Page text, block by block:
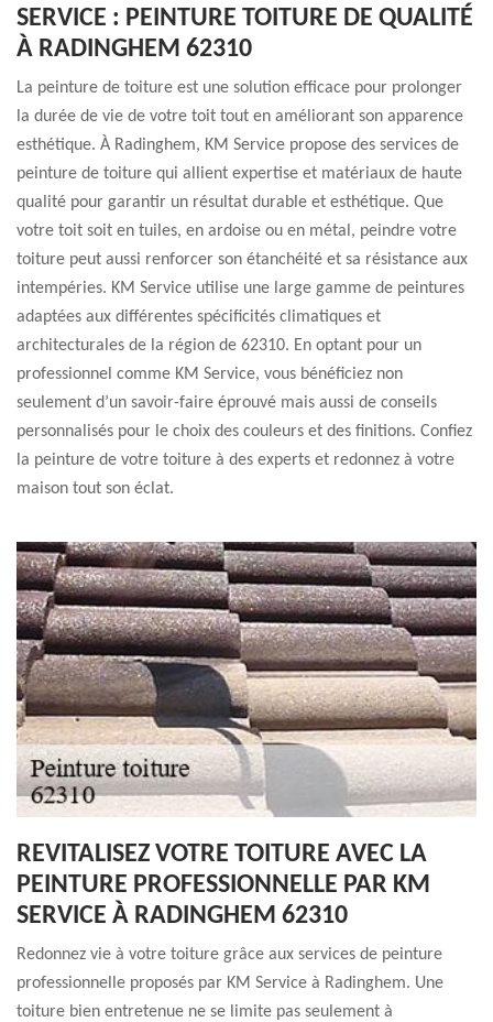
SERVICE : PEINTURE TOITURE DE QUALITÉ
À RADINGHEM 62310
La peinture de toiture est une solution efficace pour prolonger
la durée de vie de votre toit tout en améliorant son apparence
esthétique. À Radinghem, KM Service propose des services de
peinture de toiture qui allient expertise et matériaux de haute
qualité pour garantir un résultat durable et esthétique. Que
votre toit soit en tuiles, en ardoise ou en métal, peindre votre
toiture peut aussi renforcer son étanchéité et sa résistance aux
intempéries. KM Service utilise une large gamme de peintures
adaptées aux différentes spécificités climatiques et
architecturales de la région de 62310. En optant pour un
professionnel comme KM Service, vous bénéficiez non
seulement d’un savoir-faire éprouvé mais aussi de conseils
personnalisés pour le choix des couleurs et des finitions. Confiez
la peinture de votre toiture à des experts et redonnez à votre
maison tout son éclat.
REVITALISEZ VOTRE TOITURE AVEC LA
PEINTURE PROFESSIONNELLE PAR KM
SERVICE À RADINGHEM 62310
Redonnez vie à votre toiture grâce aux services de peinture
professionnelle proposés par KM Service à Radinghem. Une
toiture bien entretenue ne se limite pas seulement à